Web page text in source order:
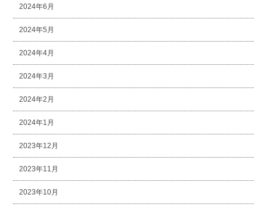
2024年6月
2024年5月
2024年4月
2024年3月
2024年2月
2024年1月
2023年12月
2023年11月
2023年10月